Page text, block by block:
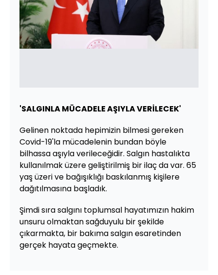
'SALGINLA MÜCADELE AŞIYLA VERİLECEK'
Gelinen noktada hepimizin bilmesi gereken
Covid-19'la mücadelenin bundan böyle
bilhassa aşıyla verileceğidir. Salgın hastalıkta
kullanılmak üzere geliştirilmiş bir ilaç da var. 65
yaş üzeri ve bağışıklığı baskılanmış kişilere
dağıtılmasına başladık.
Şimdi sıra salgını toplumsal hayatımızın hakim
unsuru olmaktan sağduyulu bir şekilde
çıkarmakta, bir bakıma salgın esaretinden
gerçek hayata geçmekte.